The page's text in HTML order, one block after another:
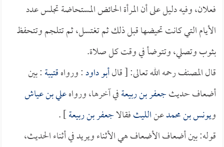
فعلان، وفيه دليل على أن المرأة الحائض المستحاضة تجلس عدد
الأيام التي كانت تحيضها قبل ذلك ثم تغتسل، ثم تتلجم وتتحفظ
بثوب وتصلي، وتتوضأ في وقت كل صلاة.
قال المصنف رحمه الله تعالى: [ قالأبو داود: ورواهقتيبة: بين
أضعاف حديثجعفر بن ربيعةفي آخرها، ورواهعلي بن عياش
ويونس بن محمدعنالليثفقالاجعفر بن ربيعة] .
قوله: بين أضعاف الأضعاف هي الأثناء ويريد في أثناء الحديث،